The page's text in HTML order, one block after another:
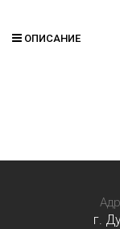
ОПИСАНИЕ
г.